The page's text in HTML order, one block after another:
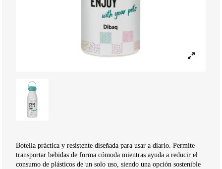
Botella práctica y resistente diseñada para usar a diario. Permite
transportar bebidas de forma cómoda mientras ayuda a reducir el
consumo de plásticos de un solo uso, siendo una opción sostenible